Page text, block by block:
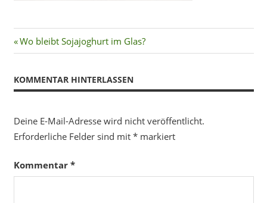
Beitragsnavigation
Vorheriger
Beitrag:
Wo bleibt Sojajoghurt im Glas?
KOMMENTAR HINTERLASSEN
Deine E-Mail-Adresse wird nicht veröffentlicht.
Erforderliche Felder sind mit *markiert
Kommentar *